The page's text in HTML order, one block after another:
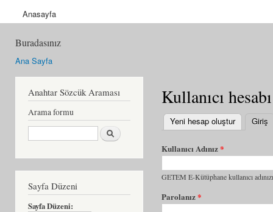
Anasayfa
Buradasınız
Ana Sayfa
Anahtar Sözcük Araması
Arama formu
Ara
Sayfa Düzeni
Sayfa Düzeni:
Kullanıcı hesabı
Yeni hesap oluştur Giriş
Kullanıcı Adınız*
GETEM E-Kütüphane kullanıcı
Parolanız*